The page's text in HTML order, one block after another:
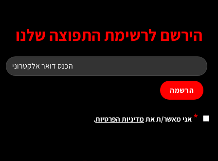
לרשימת התפוצה שלנו
אני מאשר/ת אתמדיניות הפרטיות.